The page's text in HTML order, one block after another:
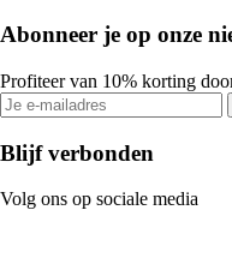
Abonneer je op onze
Profiteer van 10% korting
Blijf verbonden
Volg ons op sociale media